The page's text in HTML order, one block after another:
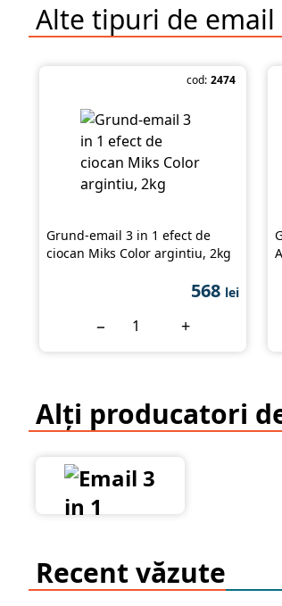
Alte tipuri de email
cod: 2474
Grund-email 3 in 1 efect de
ciocan Miks Color argintiu, 2kg
568 lei
− +
Alți producatori
Recent văzute